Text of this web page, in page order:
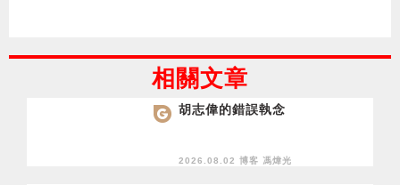
相關文章
胡志偉的錯誤執念
2026.08.02 博客 馮煒光